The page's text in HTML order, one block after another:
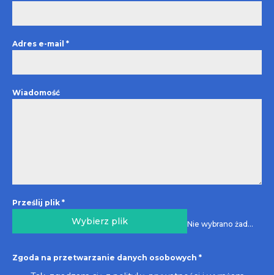
Adres e-mail *
Wiadomość
Prześlij plik *
Wybierz plik Nie wybrano żadnego pliku
Zgoda na przetwarzanie danych osobowych *